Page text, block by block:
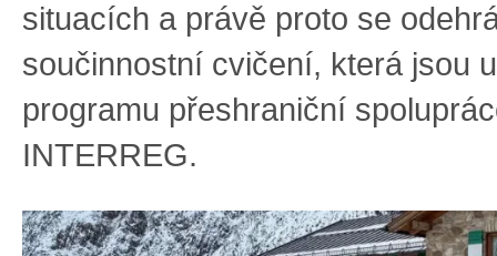
situacích a právě proto se
součinnostní cvičení, která jsou
programu přeshraniční
INTERREG.